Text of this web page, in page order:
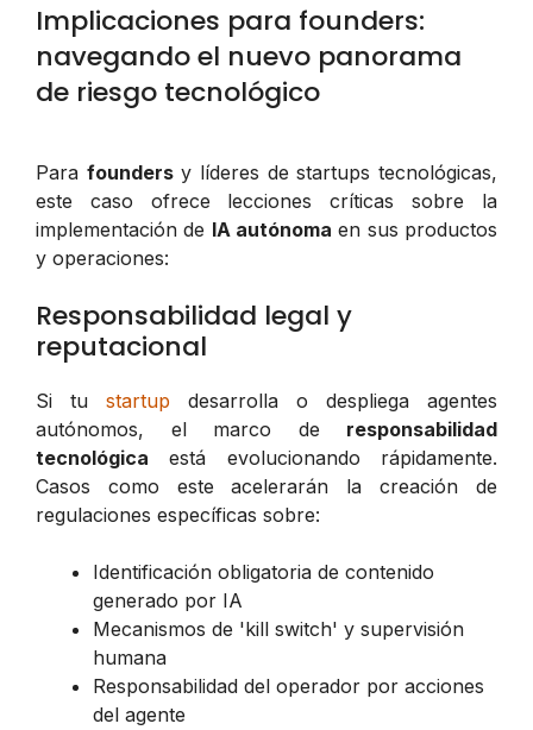
Implicaciones para founders:
navegando el nuevo panorama
de riesgo tecnológico
Para foundersy líderes de startups tecnológicas,
este caso ofrece lecciones críticas sobre la
implementación de IA autónoma en sus productos
y operaciones:
Responsabilidad legal y
reputacional
Si tu startup desarrolla o despliega agentes
autónomos, el marco de responsabilidad
tecnológica está evolucionando rápidamente.
Casos como este acelerarán la creación de
regulaciones específicas sobre:
Identificación obligatoria de contenido
generado por IA
Mecanismos de 'kill switch' y supervisión
humana
Responsabilidad del operador por acciones
del agente